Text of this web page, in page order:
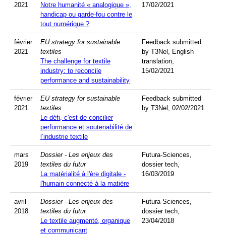
2021
Notre humanité « analogique »,
handicap ou garde-fou contre le
tout numérique ?
17/02/2021
février
2021
EU strategy for sustainable
textiles
The challenge for textile
industry: to reconcile
performance and sustainability
Feedback submitted
by T3Nel, English
translation,
15/02/2021
février
2021
EU strategy for sustainable
textiles
Le défi, c'est de concilier
performance et soutenabilité de
l’industrie textile
Feedback submitted
by T3Nel, 02/02/2021
mars
2019
Dossier - Les enjeux des
textiles du futur
La matérialité à l'ère digitale -
l'humain connecté à la matière
Futura-Sciences,
dossier tech,
16/03/2019
avril
2018
Dossier - Les enjeux des
textiles du futur
Le textile augmenté, organique
et communicant
Futura-Sciences,
dossier tech,
23/04/2018